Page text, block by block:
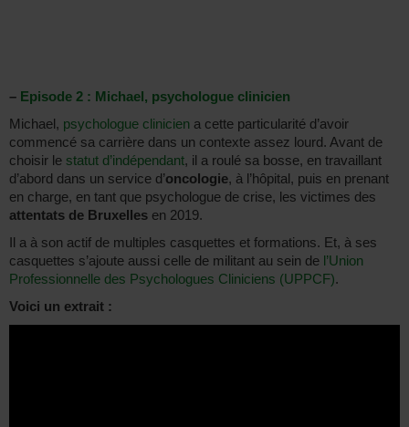
– Episode 2 : Michael, psychologue clinicien
Michael, psychologue clinicien a cette particularité d’avoir
commencé sa carrière dans un contexte assez lourd. Avant de
choisir le statut d’indépendant, il a roulé sa bosse, en travaillant
d’abord dans un service d’oncologie, à l’hôpital, puis en prenant
en charge, en tant que psychologue de crise, les victimes des
attentats de Bruxelles en 2019.
Il a à son actif de multiples casquettes et formations. Et, à ses
casquettes s’ajoute aussi celle de militant au sein de l’Union
Professionnelle des Psychologues Cliniciens (UPPCF).
Voici un extrait :